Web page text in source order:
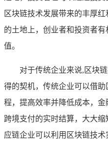
区块链技术发展带来的丰厚
的土地上，创业者和投资者
值。
对于传统企业来说,区块
得的契机，传统企业可以借
程，提高效率并降低成本，
跨境支付的实时结算，大大
应链企业可以利用区块链技